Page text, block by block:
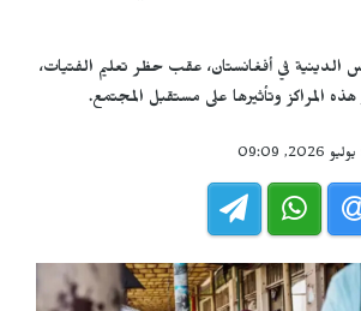
الدينية في أفغانستان، عقب حظر تعليم الفتيات،
المراكز وتأثيرها على مستقبل المجتمع.